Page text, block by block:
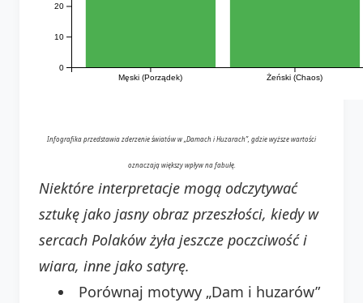
Męski (Porządek) Żeński (Chaos)
0
10
20
Infografika przedstawia zderzenie światów w „Damach i Huzarach”, gdzie wyższe wartości
oznaczają większy wpływ na fabułę.
Niektóre interpretacje mogą odczytywać
sztukę jako jasny obraz przeszłości, kiedy w
sercach Polaków żyła jeszcze poczciwość i
wiara, inne jako satyrę.
Porównaj motywy „Dam i huzarów”